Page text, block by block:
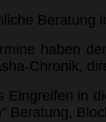
Beratung
haben
Chronik,
Eingreifen in
Beratung,